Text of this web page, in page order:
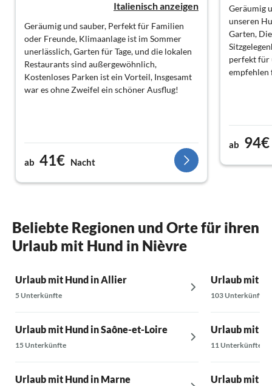
Italienisch anzeigen
Geräumig und sauber, Perfekt für Familien
oder Freunde, Klimaanlage ist im Sommer
unerlässlich, Garten für Tage, und die lokalen
Restaurants sind außergewöhnlich,
Kostenloses Parken ist ein Vorteil, Insgesamt
war es ohne Zweifel ein schöner Ausflug!
ab 41€ Nacht
Geräumig
unseren
Garten,
perfekt für
empfehlen
ab 94€
Beliebte Regionen und Orte für ihren
Urlaub mit Hund in Nièvre
Urlaub mit Hund in Allier
5 Unterkünfte
Urlaub mit Hund in Saône-et-Loire
15 Unterkünfte
Urlaub mit Hund in Marne
Urlaub mit
103 Unterkünfte
Urlaub mit
11 Unterkünfte
Urlaub mit